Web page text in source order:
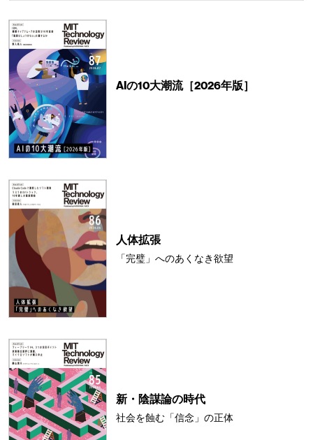
AIの10大潮流［2026年版］
人体拡張
「完璧」へのあくなき欲望
新・陰謀論の時代
社会を蝕む「信念」の正体